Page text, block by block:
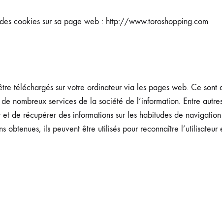
cookies sur sa page web : http://www.toroshopping.com
téléchargés sur votre ordinateur via les pages web. Ce sont
nombreux services de la société de l’information. Entre
de récupérer des informations sur les habitudes de
obtenues, ils peuvent être utilisés pour reconnaître